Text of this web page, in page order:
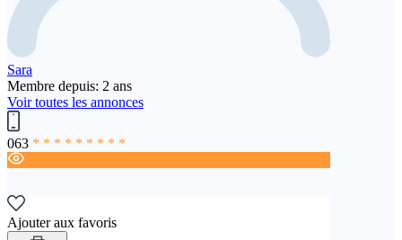
Sara
Membre depuis: 2 ans
Voir toutes les annonces
063 * * * * * * * * *
Ajouter aux favoris